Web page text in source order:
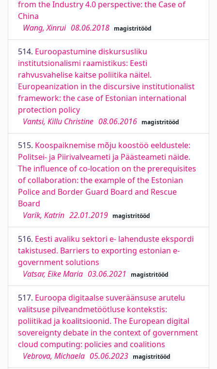
from the Industry 4.0 perspective: the Case of
China
Wang, Xinrui 08.06.2018 magistritööd
514. Euroopastumine diskursusliku
institutsionalismi raamistikus: Eesti
rahvusvahelise kaitse poliitika näitel.
Europeanization in the discursive institutionalist
framework: the case of Estonian international
protection policy
Vantsi, Killu Christine 08.06.2016 magistritööd
515. Koospaiknemise mõju koostöö eeldustele:
Politsei- ja Piirivalveameti ja Päästeameti näide.
The influence of co-location on the prerequisites
of collaboration: the example of the Estonian
Police and Border Guard Board and Rescue
Board
Varik, Katrin 22.01.2019 magistritööd
516. Eesti avaliku sektori e- lahenduste ekspordi
takistused. Barriers to exporting estonian e-
government solutions
Vatsar, Eike Maria 03.06.2021 magistritööd
517. Euroopa digitaalse suveräänsuse arutelu
valitsuse pilveandmetöötluse kontekstis:
poliitikad ja koalitsioonid. The European digital
sovereignty debate in the context of government
cloud computing: policies and coalitions
Vebrova, Michaela 05.06.2023 magistritööd